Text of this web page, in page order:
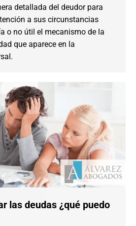
detallada del deudor para
a sus circunstancias
o no útil el mecanismo de la
que aparece en la
las deudas ¿qué puedo